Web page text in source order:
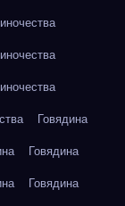
Говядина
Говядина
Говядина